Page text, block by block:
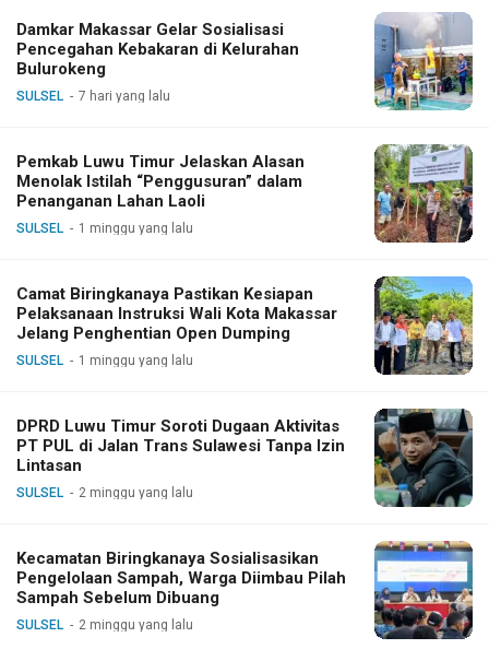
Damkar Makassar Gelar Sosialisasi
Pencegahan Kebakaran di Kelurahan
Bulurokeng
SULSEL 7 hari yang lalu
Pemkab Luwu Timur Jelaskan Alasan
Menolak Istilah “Penggusuran” dalam
Penanganan Lahan Laoli
SULSEL 1 minggu yang lalu
Camat Biringkanaya Pastikan Kesiapan
Pelaksanaan Instruksi Wali Kota Makassar
Jelang Penghentian Open Dumping
SULSEL 1 minggu yang lalu
DPRD Luwu Timur Soroti Dugaan Aktivitas
PT PUL di Jalan Trans Sulawesi Tanpa Izin
Lintasan
SULSEL 2 minggu yang lalu
Kecamatan Biringkanaya Sosialisasikan
Pengelolaan Sampah, Warga Diimbau Pilah
Sampah Sebelum Dibuang
SULSEL 2 minggu yang lalu